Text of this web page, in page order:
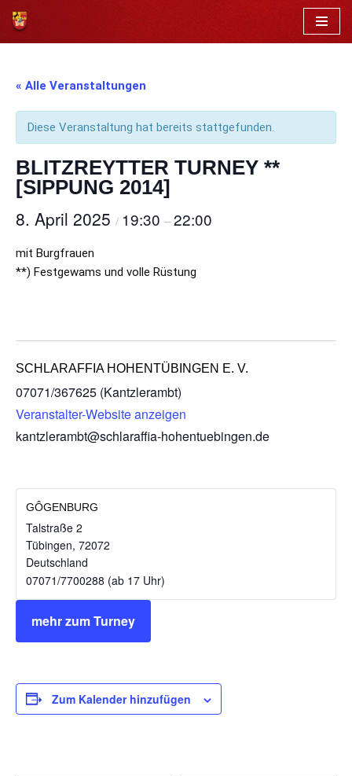
Zum
springen
« Alle Veranstaltungen
Diese Veranstaltung hat bereits stattgefunden.
BLITZREYTTER TURNEY **
[SIPPUNG 2014]
8. April 2025 / 19:30 –22:00
mit Burgfrauen
**) Festgewams und volle Rüstung
SCHLARAFFIA HOHENTÜBINGEN E. V.
07071/367625 (Kantzlerambt)
Veranstalter-Website anzeigen
kantzlerambt@schlaraffia-hohentuebingen.de
GÔGENBURG
Talstraße 2
Tübingen, 72072
Deutschland
07071/7700288 (ab 17 Uhr)
mehr zum Turney
Zum Kalender hinzufügen